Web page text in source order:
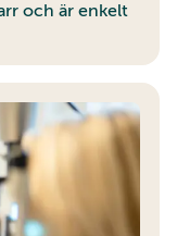
och är enkelt